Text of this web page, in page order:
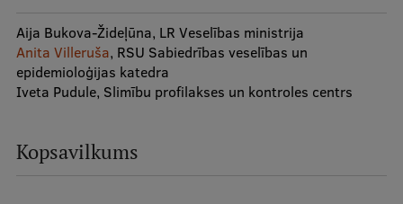
Darba devējiem
Bibliotēka
Kontakti
Aija Bukova-Žideļūna, LR Veselības ministrija
Anita Villeruša, RSU Sabiedrības veselības un
epidemioloģijas katedra
Iveta Pudule, Slimību profilakses un kontroles centrs
Kopsavilkums